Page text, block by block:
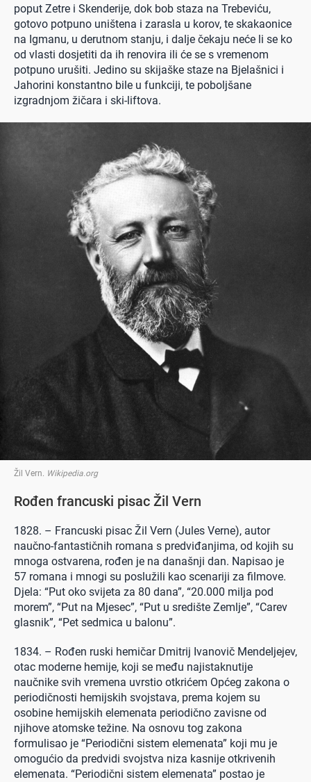
poput Zetre i Skenderije, dok bob staza na Trebeviću,
gotovo potpuno uništena i zarasla u korov, te skakaonice
na Igmanu, u derutnom stanju, i dalje čekaju neće li se ko
od vlasti dosjetiti da ih renovira ili će se s vremenom
potpuno urušiti. Jedino su skijaške staze na Bjelašnici i
Jahorini konstantno bile u funkciji, te poboljšane
izgradnjom žičara i ski-liftova.
Žil Vern. Wikipedia.org
Rođen francuski pisac Žil Vern
1828. – Francuski pisac Žil Vern (Jules Verne), autor
naučno-fantastičnih romana s predviđanjima, od kojih su
mnoga ostvarena, rođen je na današnji dan. Napisao je
57 romana i mnogi su poslužili kao scenariji za filmove.
Djela: “Put oko svijeta za 80 dana”, “20.000 milja pod
morem”, “Put na Mjesec”, “Put u središte Zemlje”, “Carev
glasnik”, “Pet sedmica u balonu”.
1834. – Rođen ruski hemičar Dmitrij Ivanovič Mendeljejev,
otac moderne hemije, koji se među najistaknutije
naučnike svih vremena uvrstio otkrićem Općeg zakona o
periodičnosti hemijskih svojstava, prema kojem su
osobine hemijskih elemenata periodično zavisne od
njihove atomske težine. Na osnovu tog zakona
formulisao je “Periodični sistem elemenata” koji mu je
omogućio da predvidi svojstva niza kasnije otkrivenih
elemenata. “Periodični sistem elemenata” postao je